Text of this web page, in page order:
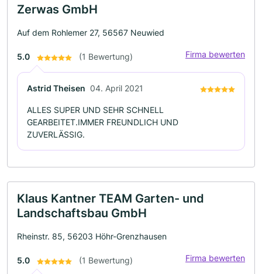
Zerwas GmbH
Auf dem Rohlemer 27, 56567 Neuwied
5.0 (1 Bewertung) Firma bewerten
Astrid Theisen 04. April 2021
ALLES SUPER UND SEHR SCHNELL
GEARBEITET.IMMER FREUNDLICH UND
ZUVERLÄSSIG.
Klaus Kantner TEAM Garten- und
Landschaftsbau GmbH
Rheinstr. 85, 56203 Höhr-Grenzhausen
5.0 (1 Bewertung) Firma bewerten